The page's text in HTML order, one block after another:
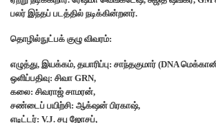
பலர் இந்தப் படத்தில் நடிக்கின்றனர்.
தொழில்நுட்பக் குழு விவரம்:
எழுத்து, இயக்கம், தயாரிப்பு: சாந்தகுமார் (DNA
ஒளிப்பதிவு: சிவா GRN,
கலை: சிவராஜ் சாமரன்,
சண்டைப் பயிற்சி: ஆக்‌ஷன் பிரகாஷ்,
எடிட்டர்: V.J. சபு ஜோசப்,